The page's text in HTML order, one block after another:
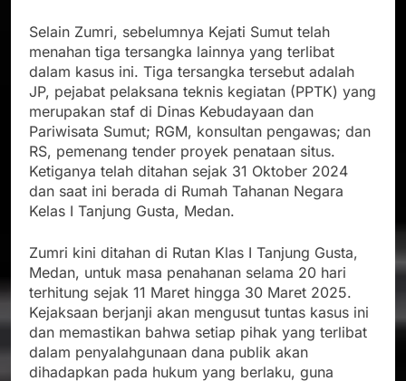
Selain Zumri, sebelumnya Kejati Sumut telah
menahan tiga tersangka lainnya yang terlibat
dalam kasus ini. Tiga tersangka tersebut adalah
JP, pejabat pelaksana teknis kegiatan (PPTK) yang
merupakan staf di Dinas Kebudayaan dan
Pariwisata Sumut; RGM, konsultan pengawas; dan
RS, pemenang tender proyek penataan situs.
Ketiganya telah ditahan sejak 31 Oktober 2024
dan saat ini berada di Rumah Tahanan Negara
Kelas I Tanjung Gusta, Medan.
Zumri kini ditahan di Rutan Klas I Tanjung Gusta,
Medan, untuk masa penahanan selama 20 hari
terhitung sejak 11 Maret hingga 30 Maret 2025.
Kejaksaan berjanji akan mengusut tuntas kasus ini
dan memastikan bahwa setiap pihak yang terlibat
dalam penyalahgunaan dana publik akan
dihadapkan pada hukum yang berlaku, guna